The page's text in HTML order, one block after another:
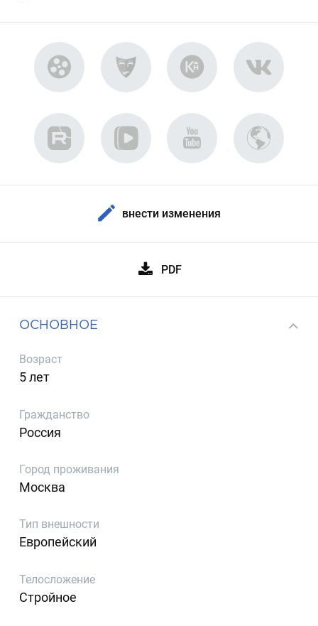
внести изменения
PDF
ОСНОВНОЕ
Возраст
5 лет
Гражданство
Россия
Город проживания
Москва
Тип внешности
Европейский
Телосложение
Стройное